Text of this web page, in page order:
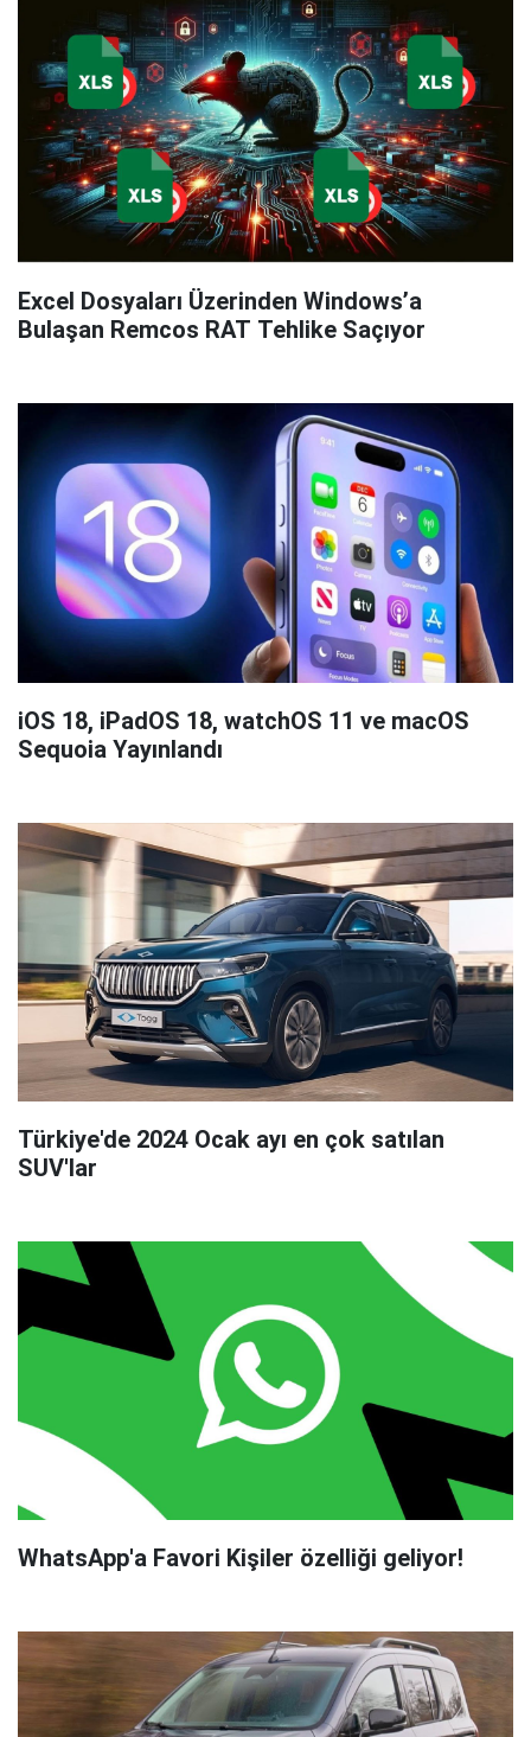
Excel Dosyaları Üzerinden Windows’a
Bulaşan Remcos RAT Tehlike Saçıyor
iOS 18, iPadOS 18, watchOS 11 ve macOS
Sequoia Yayınlandı
Türkiye'de 2024 Ocak ayı en çok satılan
SUV'lar
WhatsApp'a Favori Kişiler özelliği geliyor!